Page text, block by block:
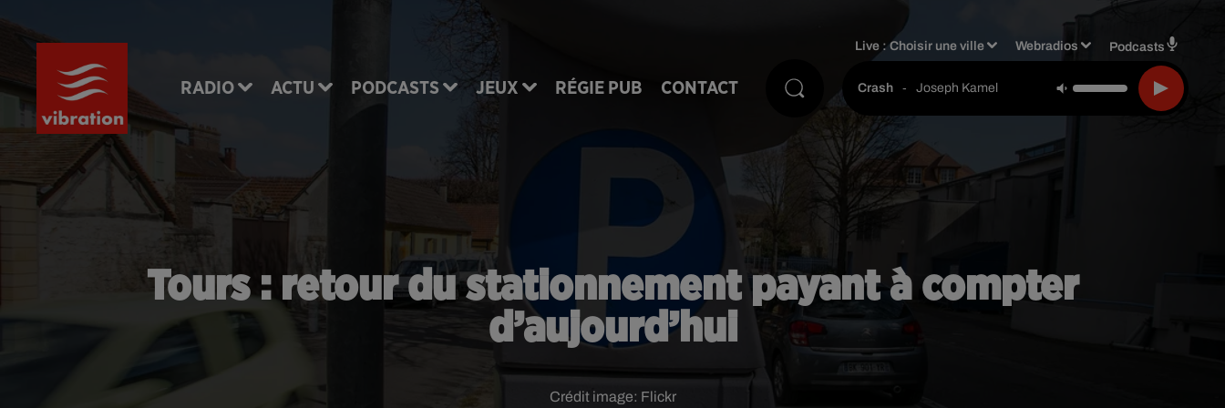
RADIO ACTU PODCASTS JEUX RÉGIE PUB CONTACT
Live :Choisir une ville Webradios Podcasts
Crash - Joseph Kamel
Tours : retour du stationnement payant à compter
d’aujourd’hui
Crédit image: Flickr